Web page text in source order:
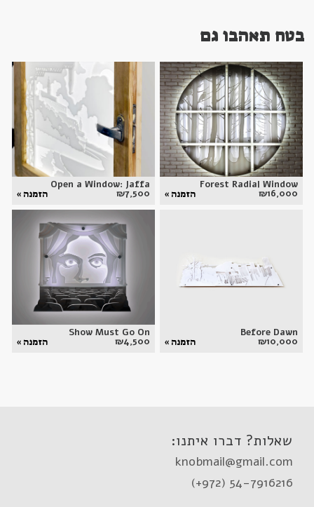
בטח תאהבו גם
Forest Radial Window
₪16,000 הזמנה »
Open a Window: Jaffa
₪7,500 הזמנה »
Before Dawn
₪10,000 הזמנה »
Show Must Go On
₪4,500 הזמנה »
שאלות? דברו איתנו:
knobmail@gmail.com
(+972) 54-7916216